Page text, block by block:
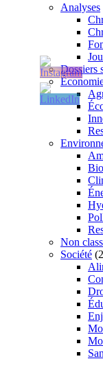
Analyses
Dossiers
Non
Société